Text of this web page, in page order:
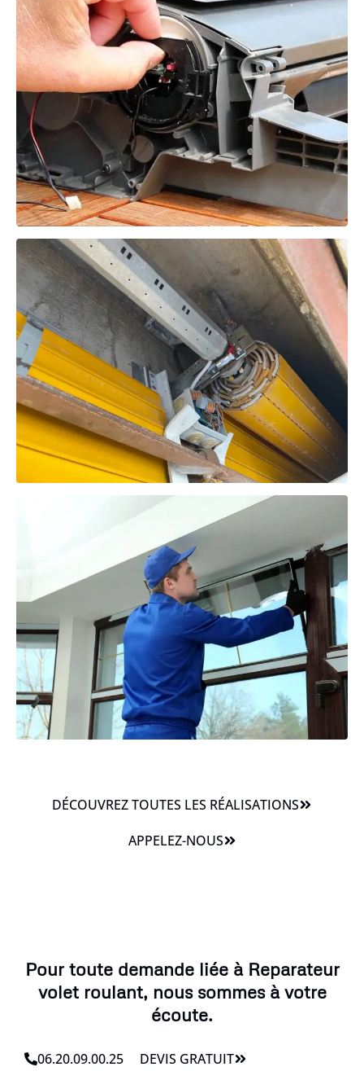
DÉCOUVREZ TOUTES LES RÉALISATIONS
APPELEZ-NOUS
Pour toute demande liée à Reparateur
volet roulant, nous sommes à votre
écoute.
06.20.09.00.25 DEVIS GRATUIT